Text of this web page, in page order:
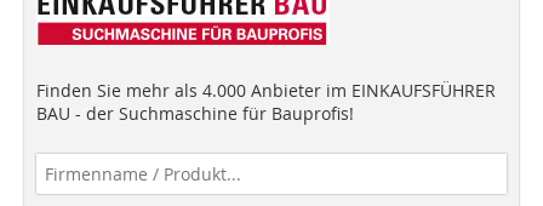
Finden Sie mehr als 4.000 Anbieter im EINKAUFSFÜHRER
BAU - der Suchmaschine für Bauprofis!